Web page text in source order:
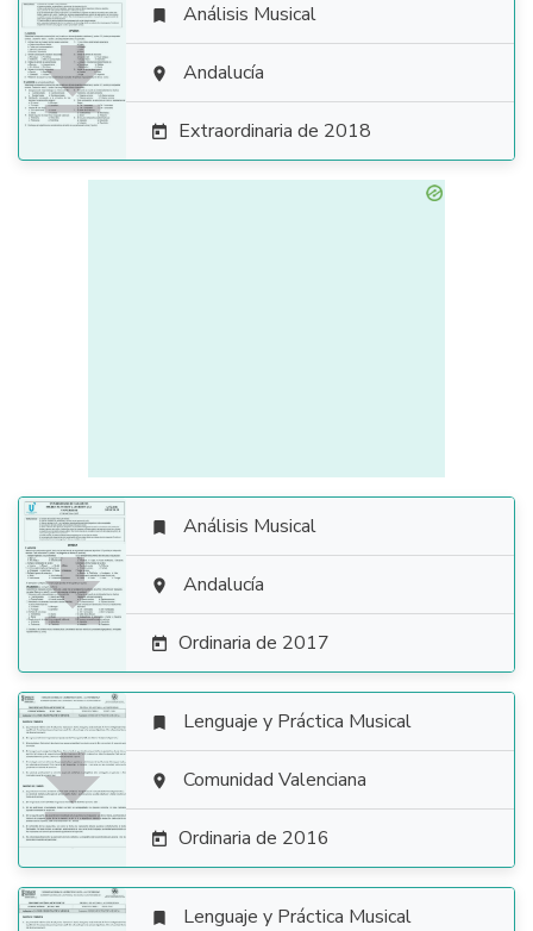

 Análisis Musical
 Andalucía
 Extraordinaria de 2018

 Análisis Musical
 Andalucía
 Ordinaria de 2017

 Lenguaje y Práctica Musical
 Comunidad Valenciana
 Ordinaria de 2016
 Lenguaje y Práctica Musical